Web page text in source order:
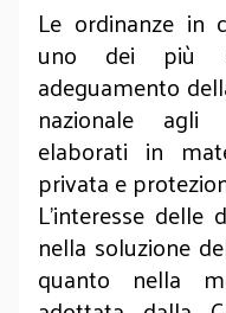
Le ordinanze in
uno dei più
adeguamento
nazionale agli
elaborati in
privata e
L'interesse delle
nella soluzione
quanto nella